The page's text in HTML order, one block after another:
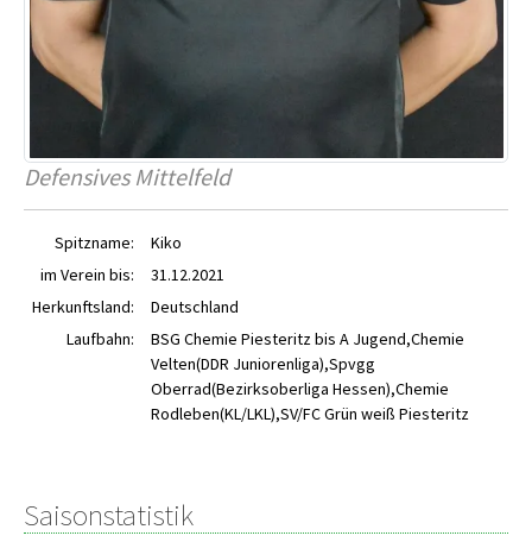
Defensives Mittelfeld
Spitzname:
Kiko
im Verein bis:
31.12.2021
Herkunftsland:
Deutschland
Laufbahn:
BSG Chemie Piesteritz bis A Jugend,Chemie
Velten(DDR Juniorenliga),Spvgg
Oberrad(Bezirksoberliga Hessen),Chemie
Rodleben(KL/LKL),SV/FC Grün weiß Piesteritz
Saisonstatistik